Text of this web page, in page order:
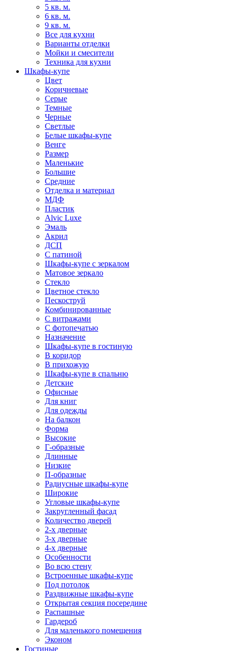
5 кв. м.
6 кв. м.
9 кв. м.
Все для кухни
Варианты отделки
Мойки и смесители
Техника для кухни
Шкафы-купе
Цвет
Коричневые
Серые
Темные
Черные
Светлые
Белые шкафы-купе
Венге
Размер
Маленькие
Большие
Средние
Отделка и материал
МДФ
Пластик
Alvic Luxe
Эмаль
Акрил
ДСП
С патиной
Шкафы-купе с зеркалом
Матовое зеркало
Стекло
Цветное стекло
Пескоструй
Комбинированные
С витражами
С фотопечатью
Назначение
Шкафы-купе в гостиную
В коридор
В прихожую
Шкафы-купе в спальню
Детские
Офисные
Для книг
Для одежды
На балкон
Форма
Высокие
Г-образные
Длинные
Низкие
П-образные
Радиусные шкафы-купе
Широкие
Угловые шкафы-купе
Закругленный фасад
Количество дверей
2-х дверные
3-х дверные
4-х дверные
Особенности
Во всю стену
Встроенные шкафы-купе
Под потолок
Раздвижные шкафы-купе
Открытая секция посередине
Распашные
Гардероб
Для маленького помещения
Эконом
Гостиные